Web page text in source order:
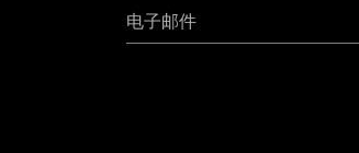
电子邮件